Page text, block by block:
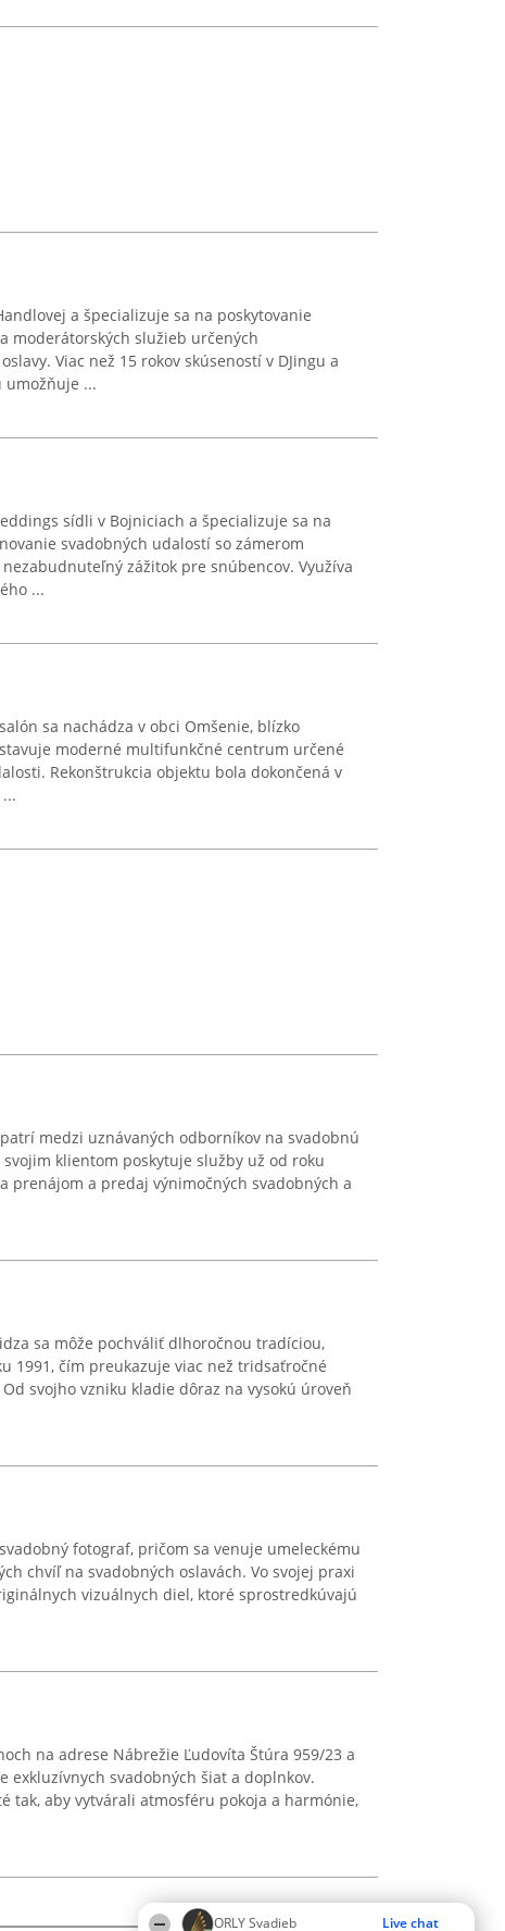
ORLY Svadieb Live chat
a špecializuje sa na poskytovanie
moderátorských služieb určených
Viac než 15 rokov skúseností v DJingu a
umožňuje ...
sídli v Bojniciach a špecializuje sa na
svadobných udalostí so zámerom
zážitok pre snúbencov. Využíva
...
sa nachádza v obci Omšenie, blízko
moderné multifunkčné centrum určené
Rekonštrukcia objektu bola dokončená v
medzi uznávaných odborníkov na svadobnú
klientom poskytuje služby už od roku
prenájom a predaj výnimočných svadobných a
sa môže pochváliť dlhoročnou tradíciou,
1991, čím preukazuje viac než tridsaťročné
svojho vzniku kladie dôraz na vysokú úroveň
fotograf, pričom sa venuje umeleckému
chvíľ na svadobných oslavách. Vo svojej praxi
vizuálnych diel, ktoré sprostredkúvajú
na adrese Nábrežie Ľudovíta Štúra 959/23 a
exkluzívnych svadobných šiat a doplnkov.
tak, aby vytvárali atmosféru pokoja a harmónie,